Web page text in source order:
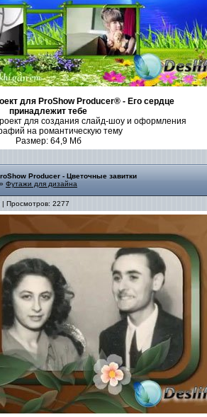
для ProShow Producer® - Его сердце
принадлежит тебе
для создания слайд-шоу и оформления
на романтическую тему
Размер: 64,9 Мб
Producer - Цветочные завитки
» Футажи для дизайна
Просмотров: 2277